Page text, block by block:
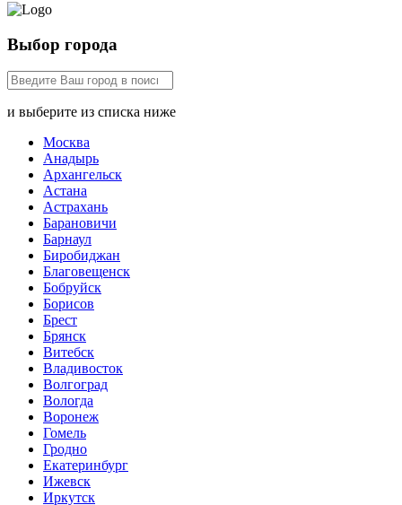
Выбор города
и выберите из списка ниже
Москва
Анадырь
Архангельск
Астана
Астрахань
Барановичи
Барнаул
Биробиджан
Благовещенск
Бобруйск
Борисов
Брест
Брянск
Витебск
Владивосток
Волгоград
Вологда
Воронеж
Гомель
Гродно
Екатеринбург
Ижевск
Иркутск